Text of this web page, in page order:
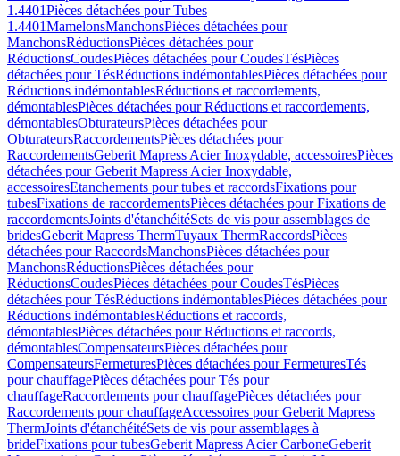
1.4401Pièces détachées pour Tubes
1.4401MamelonsManchonsPièces détachées pour
ManchonsRéductionsPièces détachées pour
RéductionsCoudesPièces détachées pour CoudesTésPièces
détachées pour TésRéductions indémontablesPièces détachées pour
Réductions indémontablesRéductions et raccordements,
démontablesPièces détachées pour Réductions et raccordements,
démontablesObturateursPièces détachées pour
ObturateursRaccordementsPièces détachées pour
RaccordementsGeberit Mapress Acier Inoxydable, accessoiresPièces
détachées pour Geberit Mapress Acier Inoxydable,
accessoiresEtanchements pour tubes et raccordsFixations pour
tubesFixations de raccordementsPièces détachées pour Fixations de
raccordementsJoints d'étanchéitéSets de vis pour assemblages de
bridesGeberit Mapress ThermTuyaux ThermRaccordsPièces
détachées pour RaccordsManchonsPièces détachées pour
ManchonsRéductionsPièces détachées pour
RéductionsCoudesPièces détachées pour CoudesTésPièces
détachées pour TésRéductions indémontablesPièces détachées pour
Réductions indémontablesRéductions et raccords,
démontablesPièces détachées pour Réductions et raccords,
démontablesCompensateursPièces détachées pour
CompensateursFermeturesPièces détachées pour FermeturesTés
pour chauffagePièces détachées pour Tés pour
chauffageRaccordements pour chauffagePièces détachées pour
Raccordements pour chauffageAccessoires pour Geberit Mapress
ThermJoints d'étanchéitéSets de vis pour assemblages à
brideFixations pour tubesGeberit Mapress Acier CarboneGeberit